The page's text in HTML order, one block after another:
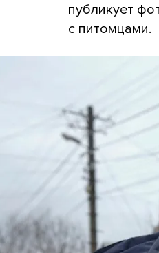
публикует
с питомцами.